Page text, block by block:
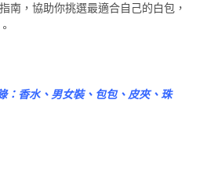
南，協助你挑選最適合自己的白包，
：香水、男女裝、包包、皮夾、珠